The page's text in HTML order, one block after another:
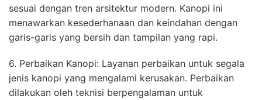
sesuai dengan tren arsitektur modern. Kanopi ini
menawarkan kesederhanaan dan keindahan dengan
garis-garis yang bersih dan tampilan yang rapi.
6. Perbaikan Kanopi: Layanan perbaikan untuk segala
jenis kanopi yang mengalami kerusakan. Perbaikan
dilakukan oleh teknisi berpengalaman untuk